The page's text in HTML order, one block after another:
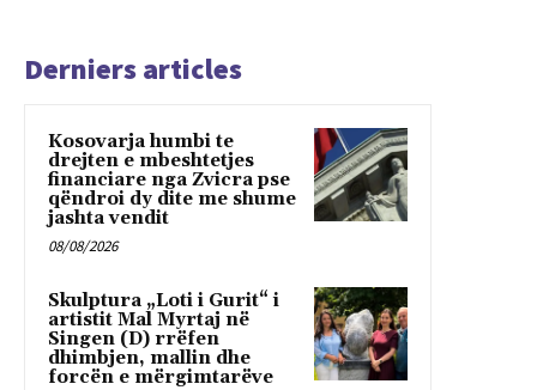
Derniers articles
Kosovarja humbi te
drejten e mbeshtetjes
financiare nga Zvicra pse
qëndroi dy dite me shume
jashta vendit
08/08/2026
Skulptura „Loti i Gurit“ i
artistit Mal Myrtaj në
Singen (D) rrëfen
dhimbjen, mallin dhe
forcën e mërgimtarëve